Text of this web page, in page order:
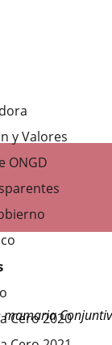
y Valores
ONGD
Cero 2020